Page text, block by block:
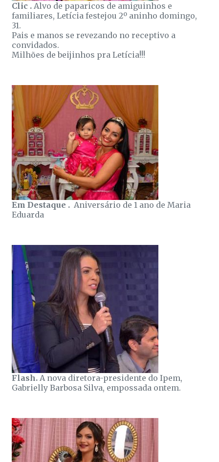
Clic . Alvo de paparicos de amiguinhos e
familiares, Letícia festejou 2º aninho domingo,
31.
Pais e manos se revezando no receptivo a
convidados.
Milhões de beijinhos pra Letícia!!!
Em Destaque . Aniversário de 1 ano de Maria
Eduarda
Flash. A nova diretora-presidente do Ipem,
Gabrielly Barbosa Silva, empossada ontem.